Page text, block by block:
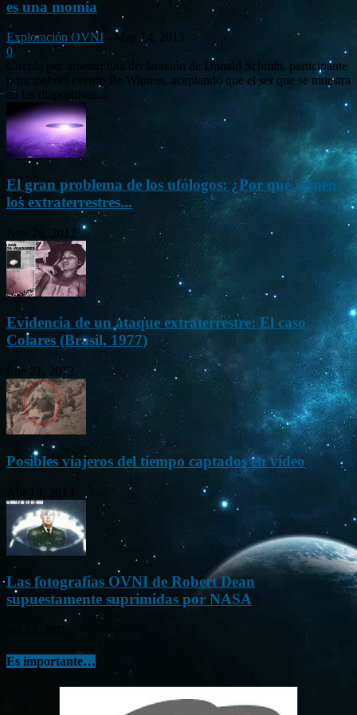
es una momia
Exploración OVNI
May 14, 2015
0
Circula por internet una declaración de Donald Schmitt, participante
principal del evento Be Witness, aceptando que el ser que se muestra
en las diapositivas...
El gran problema de los ufólogos: ¿Por qué vienen
los extraterrestres...
Nov 26, 2012
Evidencia de un ataque extraterrestre: El caso
Colares (Brasil, 1977)
Ene 21, 2012
Posibles viajeros del tiempo captados en vídeo
Las fotografías OVNI de Robert Dean
supuestamente suprimidas por NASA
Jul 23, 2015
Es importante…